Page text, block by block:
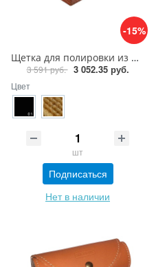
-15%
Щетка для полировки из ценных пород дерева Saphir Brosse Polissoir
3 591 руб. 3 052.35 руб.
Цвет
шт
Подписаться
Нет в наличии